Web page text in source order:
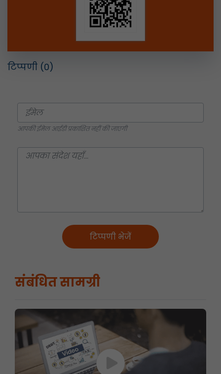
टिप्पणी (0)
आपकी ईमेल आईडी प्रकाशित नहीं की जाएगी
टिप्पणी भेजें
संबंधित सामग्री